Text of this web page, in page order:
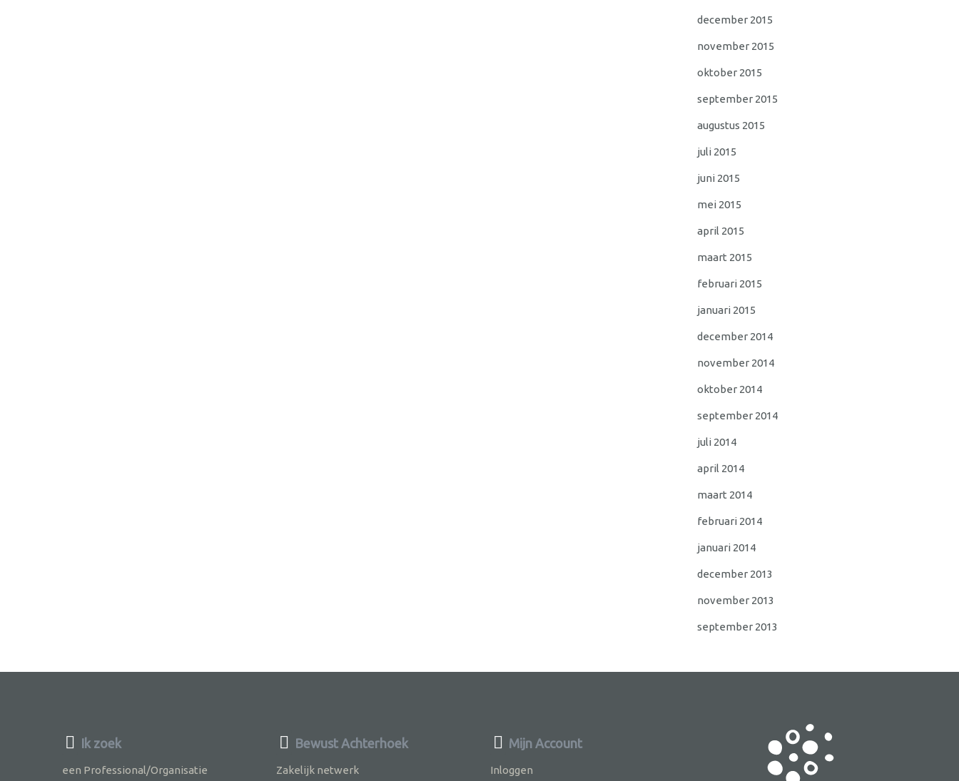
december 2015
november 2015
oktober 2015
september 2015
augustus 2015
juli 2015
juni 2015
mei 2015
april 2015
maart 2015
februari 2015
januari 2015
december 2014
november 2014
oktober 2014
september 2014
juli 2014
april 2014
maart 2014
februari 2014
januari 2014
december 2013
november 2013
september 2013
Ik zoek
een Professional/Organisatie
Bewust Achterhoek
Zakelijk netwerk
Mijn Account
Inloggen